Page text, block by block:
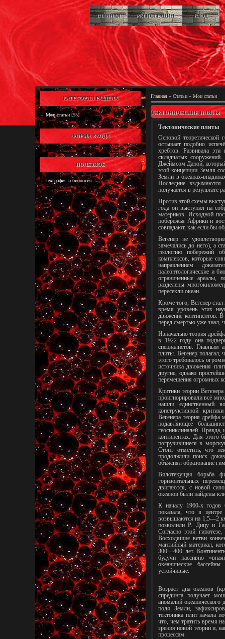
ГЛАВНАЯ РЕГИСТРАЦИЯ ВХОД
КАТЕГОРИИ РАЗДЕЛА
Мои статьи [55]
ФОРМА ВХОДА
ПОЛЕЗНОЕ
География и биология
Главная » Статьи » Мои статьи
ТЕКТОНИЧЕСКИЕ ПЛИТЫ
Тектонические плиты
Основой теоретической
остывает подобно
хребтов. Развивала эти
складчатых сооружений.
Джеймсом Даной, который
этой концепции Земля
Земли в океанах-
Последние
получается в результате
Против этой схемы
года он выступил на
материков. Исходной
побережья Африки и
совпадают, как если бы
Вегенер не
замечались до него), а
геологию побережий
комплексов, которые
направлением
палеонтологические и
ограниченные ареалы,
разделены
пересекли океан.
Кроме того, Вегенер стал
время уровень этих
движение континентов.
перед смертью уже знал,
Изначально теория
в 1922 году она
специалистов. Главным
плиты. Вегенер полагал,
этого требовалось
источника движения
другие, однако
перемещения огромных
Критики теории
проигнорировали всё
нашли единственный
конструктивной
Вегенера теория дрейфа
подавляющее
геосинклиналей. Правда,
континентах. Для этого
погрузившиеся в
Стоит отметить, что
продолжили поиск
объяснял образование
Вялотекущая борьба
горизонтальных
двигаются, с новой
океанов были найдены
К началу 1960-х годов
показала, что в центре
возвышаются на 1,5—2
позволили Р. Дицу и
Согласно этой
Восходящие ветви
мантийный материал,
300—400 лет.
будучи пассивно
океанические
устойчивые.
Возраст дна океанов
спрединга получает
аномалий океанического
поля Земли,
тектоника плит начала
что, чем тратить время
зрения новой теории и,
процессам.